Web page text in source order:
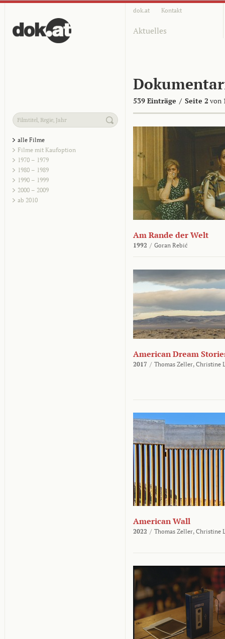
dok.at Kontakt
Aktuelles
539 Einträge / Seite 2 von
alle Filme
Filme mit Kaufoption
1970 – 1979
1980 – 1989
1990 – 1999
2000 – 2009
ab 2010
Am Rande der Welt
1992 / Goran Rebić
American Dream
2017 / Thomas Zeller, Christine
American Wall
2022 / Thomas Zeller, Christine